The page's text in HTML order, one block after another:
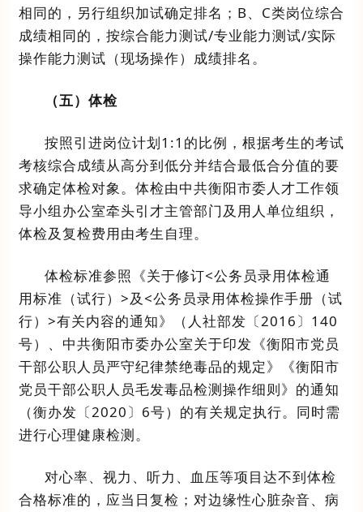
相同的， 另行组织加试确定排名； B、 C类岗位综合
成绩相同的， 按综合能力测试/专业能力测试/实际
操作能力测试（现场操作）成绩排名。
（五） 体检
按照引进岗位计划1 :1 的比例，根据考生的考试
考核综合成绩从高分到低分并结合最低合分值的要
求确定体检对象。体检由中共衡阳市委人才工作领
导小组办公室牵头引才主管部门及用人单位组织，
体检及复检费用由考生自理。
体检标准参照《关于修订<公务员录用体检通
用标准 （试行） >及 <公务员录用体检操作手册（试
行） >有关内容的通知》（人社部发〔2016〕 140
号）、中共衡阳市委办公室关于印发《衡阳市党员
干部公职人员严守纪律禁绝毒品的规定》
《衡阳市
党员干部公职人员毛发毒品检测操作细则》的通知
（衡办发〔2020〕 6号）的有关规定执行。 同时需
进行心理健康检测。
对心率、视力、听力、血压等项目达不到体检
合格标准的，应当日复检；对边缘性心脏杂音、病